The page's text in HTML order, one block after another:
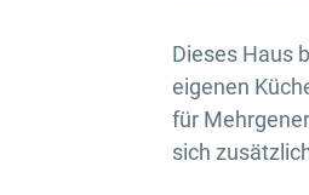
Dieses Haus
eigenen
für
sich